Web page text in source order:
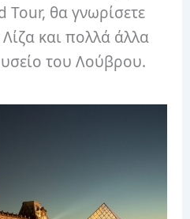
Tour, θα γνωρίσετε
και πολλά άλλα
του Λούβρου.